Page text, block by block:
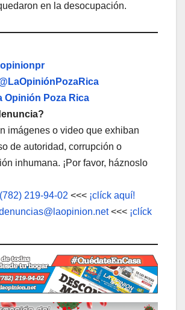
en la desocupación.
Opinión Poza Rica
imágenes o video que exhiban
de autoridad, corrupción o
inhumana. ¡Por favor, háznoslo
(782) 219-94-02 <<< ¡clíck aquí!
<<< ¡clíck